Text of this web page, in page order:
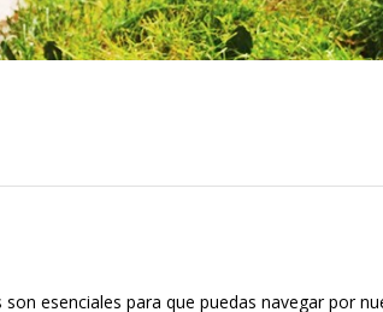
esenciales para que puedas navegar por